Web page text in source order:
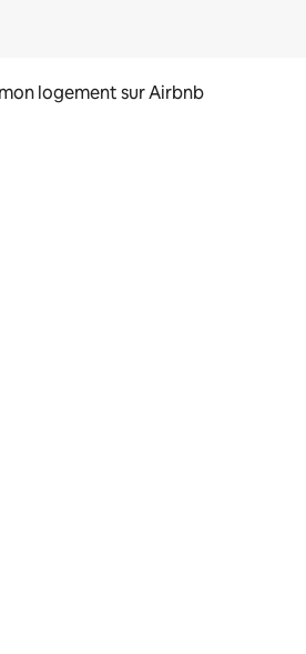
logement sur Airbnb